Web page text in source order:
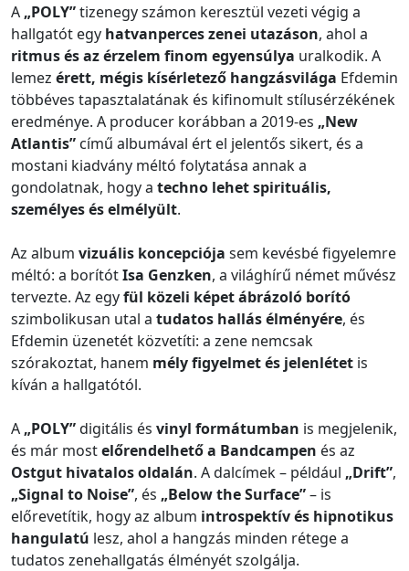
A „POLY”tizenegy számon keresztül vezeti végig a
hallgatót egy hatvanperces zenei utazáson, ahol a
ritmus és az érzelem finom egyensúlya uralkodik. A
lemez érett, mégis kísérletező hangzásvilága Efdemin
többéves tapasztalatának és kifinomult stílusérzékének
eredménye. A producer korábban a 2019-es „New
Atlantis” című albumával ért el jelentős sikert, és a
mostani kiadvány méltó folytatása annak a
gondolatnak, hogy a techno lehet spirituális,
személyes és elmélyült.
Az album vizuális koncepciója sem kevésbé figyelemre
méltó: a borítótIsa Genzken, a világhírű német művész
tervezte. Az egyfül közeli képet ábrázoló borító
szimbolikusan utal a tudatos hallás élményére, és
Efdemin üzenetét közvetíti: a zene nemcsak
szórakoztat, hanem mély figyelmet és jelenlétet is
kíván a hallgatótól.
A „POLY”digitális és vinyl formátumban is megjelenik,
és már mostelőrendelhető a Bandcampen és az
Ostgut hivatalos oldalán. A dalcímek – például „Drift”,
„Signal to Noise”, és „Below the Surface”– is
előrevetítik, hogy az album introspektív és hipnotikus
hangulatú lesz, ahol a hangzás minden rétege a
tudatos zenehallgatás élményét szolgálja.